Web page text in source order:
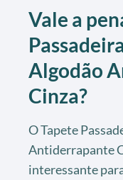
Vale a
Algodão
Cinza?
O Tapete
Antiderrapante
interessante